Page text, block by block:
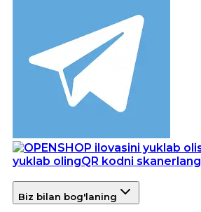
yuklab olingQR kodni skanerlang
Biz bilan bog'laning